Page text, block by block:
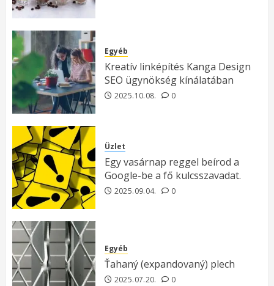
Egyéb
Kreatív linképítés Kanga Design
SEO ügynökség kínálatában
2025.10.08. 0
Üzlet
Egy vasárnap reggel beírod a
Google-be a fő kulcsszavadat.
2025.09.04. 0
Egyéb
Ťahaný (expandovaný) plech
2025.07.20. 0